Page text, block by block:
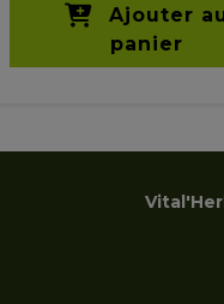
Ajouter
panier